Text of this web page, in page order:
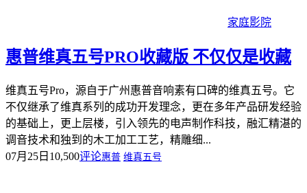
家庭影院
惠普维真五号PRO收藏版 不仅仅是收藏
维真五号Pro，源自于广州惠普音响素有口碑的维真五号。它
不仅继承了维真系列的成功开发理念，更在多年产品研发经验
的基础上，更上层楼，引入领先的电声制作科技，融汇精湛的
调音技术和独到的木工加工工艺，精雕细...
07月25日 10,500评论惠普 维真五号